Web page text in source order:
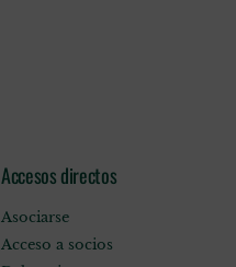
Accesos directos
Asociarse
Acceso a socios